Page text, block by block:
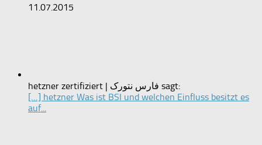
11.07.2015
hetzner zertifiziert | فارس نتورک sagt:
[…] hetzner Was ist BSI und welchen Einfluss besitzt es
auf...